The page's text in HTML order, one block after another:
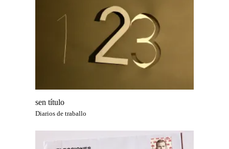
sen título
Diarios de traballo